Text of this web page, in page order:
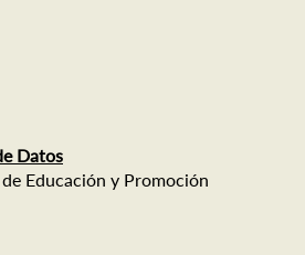
Datos
Educación y Promoción